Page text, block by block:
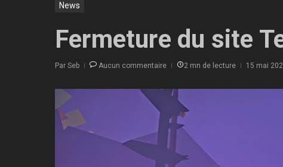
News
Fermeture du site
Par Seb Aucun commentaire 2 mn de lecture 15 mai